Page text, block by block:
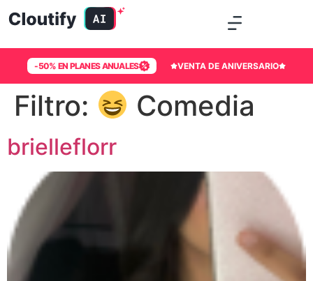
-50% EN PLANES ANUALES VENTA DE ANIVERSARIO
Filtro: Comedia
brielleflorr